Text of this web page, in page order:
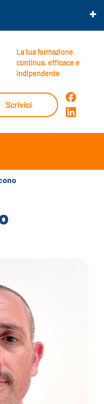
La tua formazione
continua, efficace e
indipendente
Scrivici